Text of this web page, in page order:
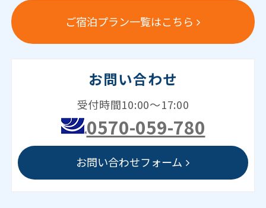
ご宿泊プラン一覧はこちら
お問い合わせ
受付時間10:00～17:00
0570-059-780
お問い合わせフォーム